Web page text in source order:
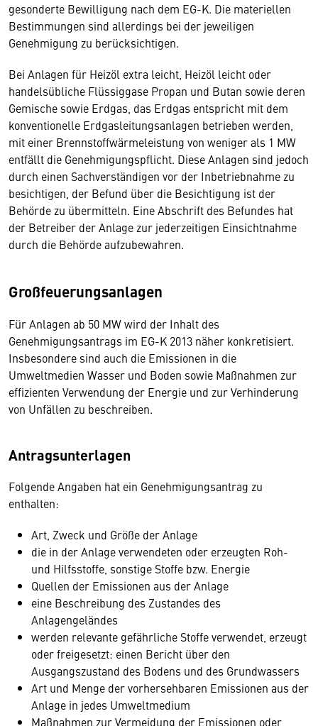
gesonderte Bewilligung nach dem EG-K. Die materiellen
Bestimmungen sind allerdings bei der jeweiligen
Genehmigung zu berücksichtigen.
Bei Anlagen für Heizöl extra leicht, Heizöl leicht oder
handelsübliche Flüssiggase Propan und Butan sowie deren
Gemische sowie Erdgas, das Erdgas entspricht mit dem
konventionelle Erdgasleitungsanlagen betrieben werden,
mit einer Brennstoffwärmeleistung von weniger als 1 MW
entfällt die Genehmigungspflicht. Diese Anlagen sind jedoch
durch einen Sachverständigen vor der Inbetriebnahme zu
besichtigen, der Befund über die Besichtigung ist der
Behörde zu übermitteln. Eine Abschrift des Befundes hat
der Betreiber der Anlage zur jederzeitigen Einsichtnahme
durch die Behörde aufzubewahren.
Großfeuerungsanlagen
Für Anlagen ab 50 MW wird der Inhalt des
Genehmigungsantrags im EG-K 2013 näher konkretisiert.
Insbesondere sind auch die Emissionen in die
Umweltmedien Wasser und Boden sowie Maßnahmen zur
effizienten Verwendung der Energie und zur Verhinderung
von Unfällen zu beschreiben.
Antragsunterlagen
Folgende Angaben hat ein Genehmigungsantrag zu
enthalten:
Art, Zweck und Größe der Anlage
die in der Anlage verwendeten oder erzeugten Roh-
und Hilfsstoffe, sonstige Stoffe bzw. Energie
Quellen der Emissionen aus der Anlage
eine Beschreibung des Zustandes des
Anlagengeländes
werden relevante gefährliche Stoffe verwendet, erzeugt
oder freigesetzt: einen Bericht über den
Ausgangszustand des Bodens und des Grundwassers
Art und Menge der vorhersehbaren Emissionen aus der
Anlage in jedes Umweltmedium
Maßnahmen zur Vermeidung der Emissionen oder,